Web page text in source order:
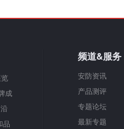
成
品
频道&服务
安防资讯
产品测评
专题论坛
最新专题